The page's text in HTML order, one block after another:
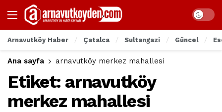
Arnavutköy Haber Çatalca Sultangazi Güncel
Ana sayfa arnavutköy merkez mahallesi
Etiket: arnavutköy
merkez mahallesi